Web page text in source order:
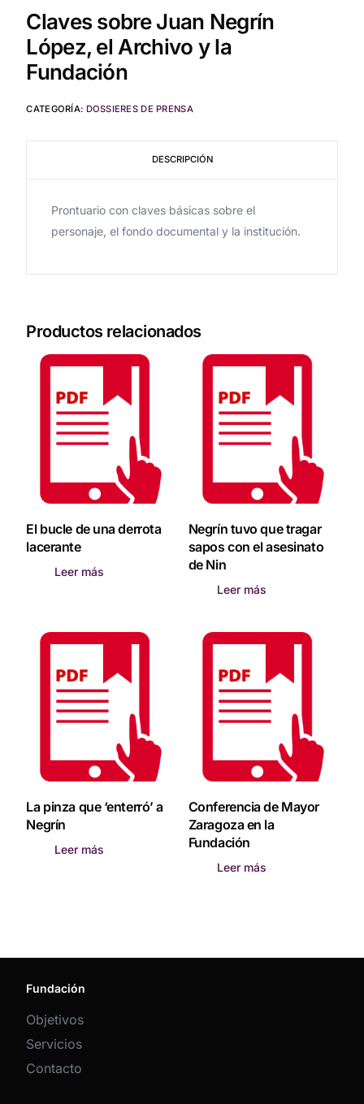
Claves sobre Juan Negrín
López, el Archivo y la
Fundación
CATEGORÍA: DOSSIERES DE PRENSA
DESCRIPCIÓN
Prontuario con claves básicas sobre el
personaje, el fondo documental y la institución.
Productos relacionados
El bucle de una derrota
lacerante
Leer más
Negrín tuvo que tragar
sapos con el asesinato
de Nin
Leer más
La pinza que ‘enterró’ a
Negrín
Leer más
Conferencia de Mayor
Zaragoza en la
Fundación
Leer más
Fundación
Objetivos
Servicios
Contacto